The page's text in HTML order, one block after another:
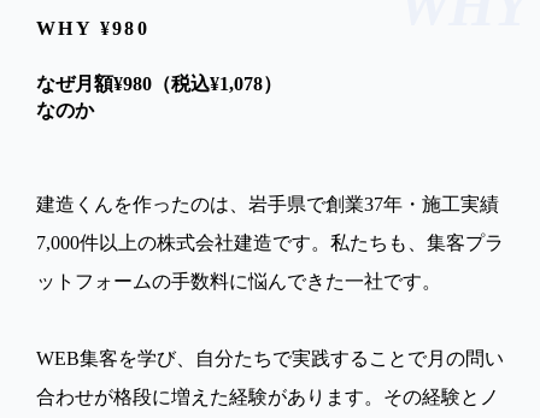
WHY ¥980
なぜ月額¥980（税込¥1,078）
なのか
建造くんを作ったのは、岩手県で創業37年・施工実績
7,000件以上の株式会社建造です。私たちも、集客プラ
ットフォームの手数料に悩んできた一社です。
WEB集客を学び、自分たちで実践することで月の問い
合わせが格段に増えた経験があります。その経験とノ